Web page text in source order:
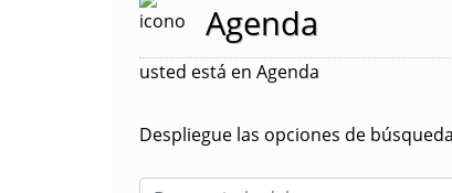
Agenda
usted está en Agenda
Despliegue las opciones de